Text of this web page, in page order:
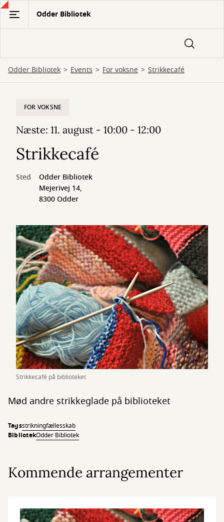
Gå
hovedindhold
Odder Bibliotek
Odder Bibliotek Events For voksne Strikkecafé
Strikkecafé på biblioteket
FOR VOKSNE
Næste: 11. august - 10:00 - 12:00
Strikkecafé
Sted
Odder Bibliotek
Mejerivej 14,
8300 Odder
Mød andre strikkeglade på biblioteket
Tagsstrikningfællesskab
BibliotekOdder Bibliotek
Kommende arrangementer